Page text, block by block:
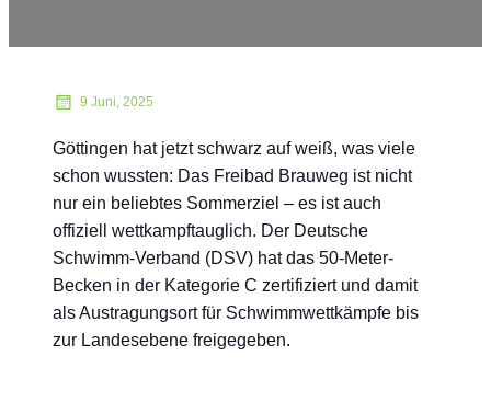
9 Juni, 2025
Göttingen hat jetzt schwarz auf weiß, was viele
schon wussten: Das Freibad Brauweg ist nicht
nur ein beliebtes Sommerziel – es ist auch
offiziell wettkampftauglich. Der Deutsche
Schwimm-Verband (DSV) hat das 50-Meter-
Becken in der Kategorie C zertifiziert und damit
als Austragungsort für Schwimmwettkämpfe bis
zur Landesebene freigegeben.